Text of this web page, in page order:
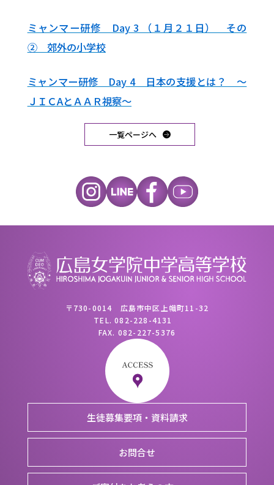
ミャンマー研修 Day 3 （１月２１日） その
② 郊外の小学校
ミャンマー研修 Day 4 日本の支援とは？ ～
ＪＩＣAとＡＡＲ視察～
一覧ページへ
〒730-0014 広島市中区上幟町11-32
TEL.082-228-4131
FAX. 082-227-5376
生徒募集要項・資料請求
お問合せ